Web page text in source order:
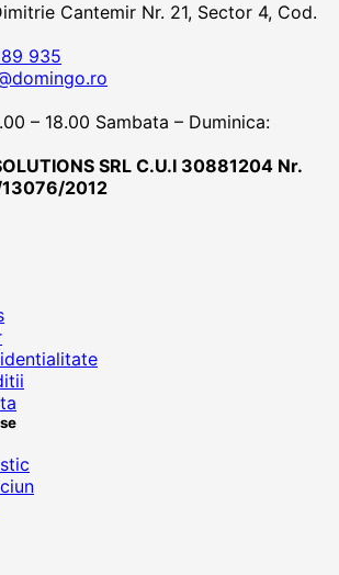
Cantemir Nr. 21, Sector 4, Cod.
935
– 18.00 Sambata – Duminica:
SRL C.U.I 30881204 Nr.
2012